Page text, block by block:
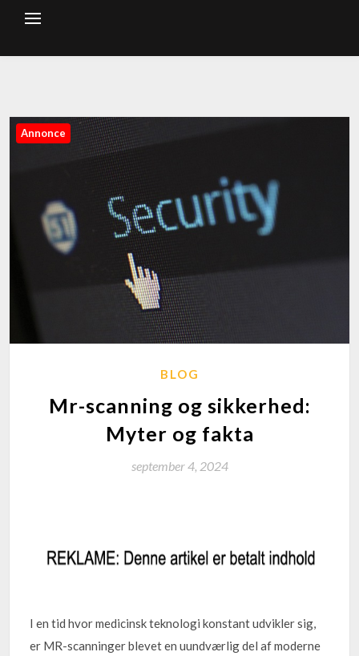
Annonce
BLOG
Mr-scanning og sikkerhed:
Myter og fakta
september 4, 2024
I en tid hvor medicinsk teknologi konstant udvikler sig,
er MR-scanninger blevet en uundværlig del af moderne